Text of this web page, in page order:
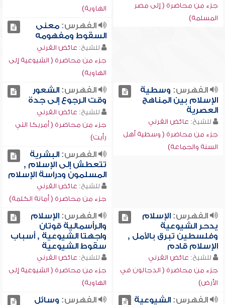
جزء من محاضرة ( إلى مصر
المسلمة)
الهاوية)
الفهرس:معنى
السقوط ومفهومه
للشيخ: عائض القرني
جزء من محاضرة ( الشيوعية إلى
الهاوية)
الفهرس: وسطية
الإسلام بين المناهج
العصرية
للشيخ: عائض القرني
جزء من محاضرة ( وسطية أهل
السنة والجماعة)
الفهرس:الشعور
وقت الرجوع إلى جدة
للشيخ: عائض القرني
جزء من محاضرة ( أمريكا التي
رأيت)
الفهرس:البشرية
تتعطش إلى الإسلام ,
المسلمون ودراسة الإسلام
للشيخ: عائض القرني
جزء من محاضرة ( أمانة الكلمة)
الفهرس:الإسلام
يدحر الشيوعية
وفلسطين تبرق بالأمل ,
الإسلام قادم
للشيخ: عائض القرني
جزء من محاضرة ( الدجالون في
الأرض)
الفهرس:الإسلام
والرأسمالية قوتان
واجهتا الشيوعية , أسباب
سقوط الشيوعية
للشيخ: عائض القرني
جزء من محاضرة ( الشيوعية إلى
الهاوية)
الفهرس:الشيوعية
الفهرس: وسائل